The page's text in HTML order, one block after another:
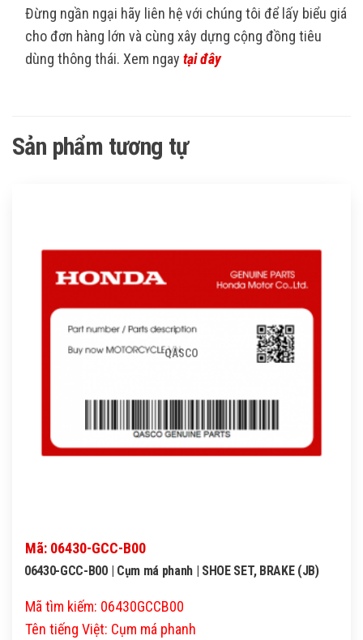
Đừng ngần ngại hãy liên hệ với chúng tôi để lấy biểu giá
cho đơn hàng lớn và cùng xây dựng cộng đồng tiêu
dùng thông thái. Xem ngay tại đây
Sản phẩm tương tự
QASCO
Mã: 06430-GCC-B00
06430-GCC-B00 | Cụm má phanh | SHOE SET, BRAKE (JB)
Mã tìm kiếm: 06430GCCB00
Tên tiếng Việt: Cụm má phanh